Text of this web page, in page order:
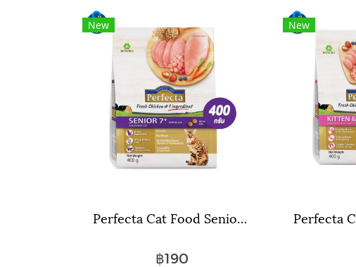
New
Perfecta Cat Food Senior 7+ (400 g) เพอร์เฟคต้า อาหารแมวสูงวัย 7 ปีขั้นไป (400 ก.)
฿190
New